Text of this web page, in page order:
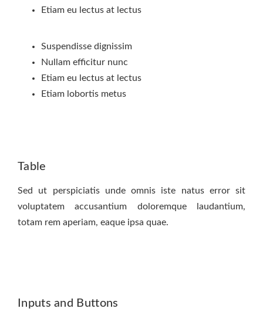
Etiam eu lectus at lectus
Suspendisse dignissim
Nullam efficitur nunc
Etiam eu lectus at lectus
Etiam lobortis metus
Table
Sed ut perspiciatis unde omnis iste natus error sit
voluptatem accusantium doloremque laudantium,
totam rem aperiam, eaque ipsa quae.
Inputs and Buttons